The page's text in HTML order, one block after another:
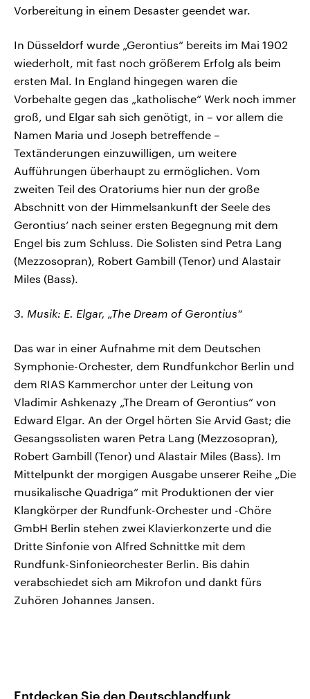
Vorbereitung in einem Desaster geendet war.
In Düsseldorf wurde „Gerontius“ bereits im Mai 1902
wiederholt, mit fast noch größerem Erfolg als beim
ersten Mal. In England hingegen waren die
Vorbehalte gegen das „katholische“ Werk noch immer
groß, und Elgar sah sich genötigt, in – vor allem die
Namen Maria und Joseph betreffende –
Textänderungen einzuwilligen, um weitere
Aufführungen überhaupt zu ermöglichen. Vom
zweiten Teil des Oratoriums hier nun der große
Abschnitt von der Himmelsankunft der Seele des
Gerontius‘ nach seiner ersten Begegnung mit dem
Engel bis zum Schluss. Die Solisten sind Petra Lang
(Mezzosopran), Robert Gambill (Tenor) und Alastair
Miles (Bass).
3. Musik: E. Elgar, „The Dream of Gerontius“
Das war in einer Aufnahme mit dem Deutschen
Symphonie-Orchester, dem Rundfunkchor Berlin und
dem RIAS Kammerchor unter der Leitung von
Vladimir Ashkenazy „The Dream of Gerontius“ von
Edward Elgar. An der Orgel hörten Sie Arvid Gast; die
Gesangssolisten waren Petra Lang (Mezzosopran),
Robert Gambill (Tenor) und Alastair Miles (Bass). Im
Mittelpunkt der morgigen Ausgabe unserer Reihe „Die
musikalische Quadriga“ mit Produktionen der vier
Klangkörper der Rundfunk-Orchester und -Chöre
GmbH Berlin stehen zwei Klavierkonzerte und die
Dritte Sinfonie von Alfred Schnittke mit dem
Rundfunk-Sinfonieorchester Berlin. Bis dahin
verabschiedet sich am Mikrofon und dankt fürs
Zuhören Johannes Jansen.
Entdecken Sie den Deutschlandfunk